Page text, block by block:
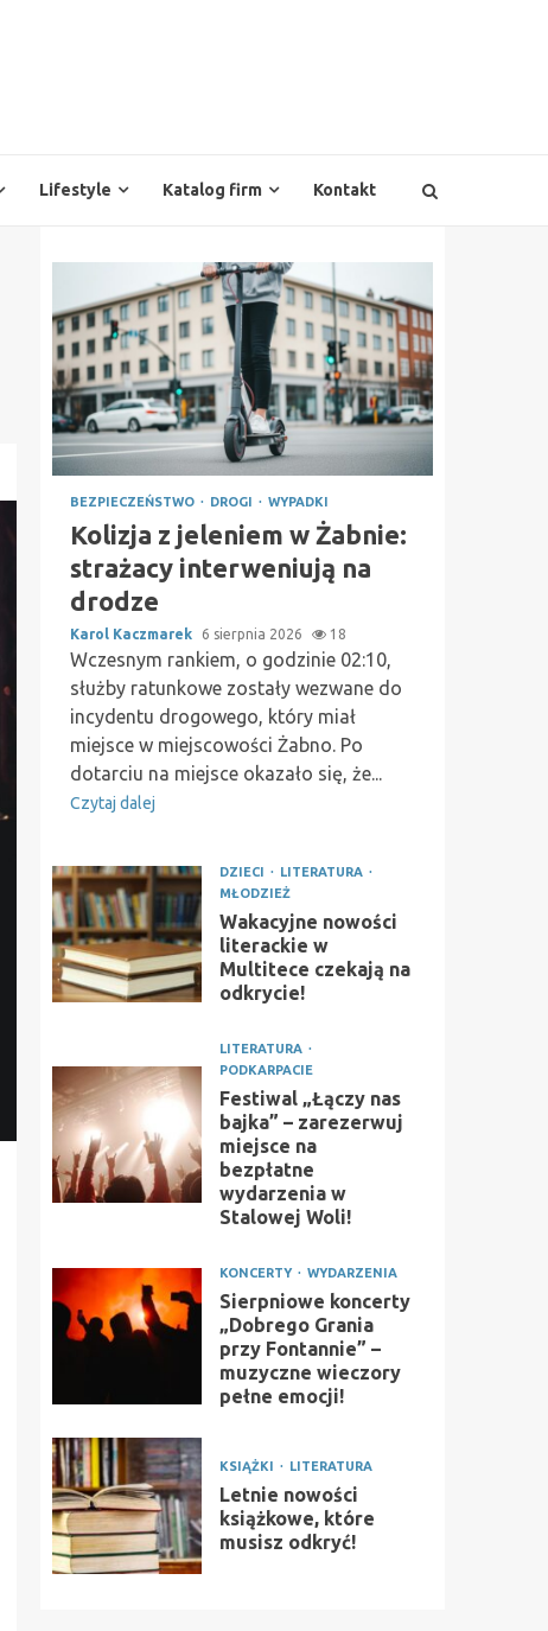
Lifestyle Katalog firm Kontakt
BEZPIECZEŃSTWO DROGI WYPADKI
Kolizja z jeleniem w Żabnie:
strażacy interweniują na
drodze
Karol Kaczmarek 6 sierpnia 2026 18
Wczesnym rankiem, o godzinie 02:10,
służby ratunkowe zostały wezwane do
incydentu drogowego, który miał
miejsce w miejscowości Żabno. Po
dotarciu na miejsce okazało się, że...
Czytaj dalej
DZIECI
LITERATURA
MŁODZIEŻ
Wakacyjne nowości
literackie w
Multitece czekają na
odkrycie!
LITERATURA
PODKARPACIE
Festiwal „Łączy nas
bajka” – zarezerwuj
miejsce na
bezpłatne
wydarzenia w
Stalowej Woli!
KONCERTY WYDARZENIA
Sierpniowe koncerty
„Dobrego Grania
przy Fontannie” –
muzyczne wieczory
pełne emocji!
KSIĄŻKI LITERATURA
Letnie nowości
książkowe, które
musisz odkryć!